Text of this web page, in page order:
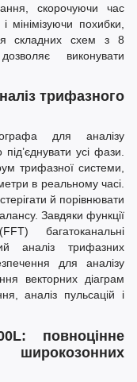
скорочуючи час
мінімізуючи похибки,
складних схем з 8
виконувати
трифазного
для аналізу
усі фази.
трифазної системи,
в реальному часі.
й порівнювати
Завдяки функції
багатоканальні
аналіз трифазних
для аналізу
векторних діаграм
аналіз пульсацій і
повноцінне
широкозонних